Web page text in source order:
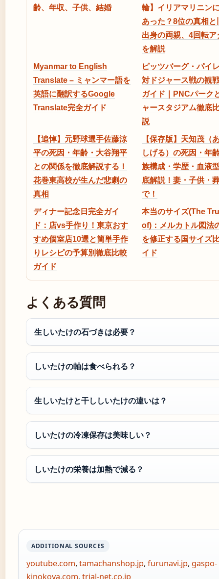
齢、年収、子供、結婚
輪】イリアマリニン
あった？8位の真相と
出身の両親、4回転ア
を解説
Myanmar to English
Translate – ミャンマー語を
英語に翻訳するGoogle
Translate完全ガイド
ピッツバーグ・パイ
対ドジャース戦の観
ガイド｜PNCパーク
ャースタジアム徹底
説
【追悼】元野球選手佐藤涼
平の死因・年齢・大谷翔平
との関係を徹底解説する！
花巻東高校が生んだ悲劇の
真相
【保存版】天知茂（
しげる）の死因・年
族構成・学歴・血液
底解説！妻・子供・
で！
ディナー記念日完全ガイ
ド：店vs手作り！東京おす
すめ個室店10選と簡単手作
りレシピの予算別徹底比較
ガイド
本当のサイズ(The
of)：メルカトル図法
を修正する国サイズ
イド
よくある質問
生しいたけの石づきは必要？
しいたけの軸は食べられる？
生しいたけと干ししいたけの違いは？
しいたけの冷凍保存は美味しい？
しいたけの栄養は加熱で減る？
ADDITIONAL SOURCES
youtube.com, tamachanshop.jp, furunavi.jp, gaspo-
kinokoya.com, trial-net.co.jp